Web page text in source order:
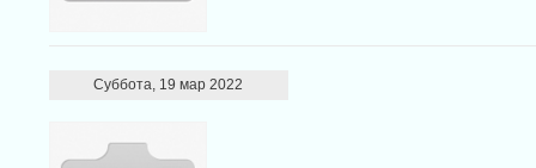
Суббота, 19 мар 2022